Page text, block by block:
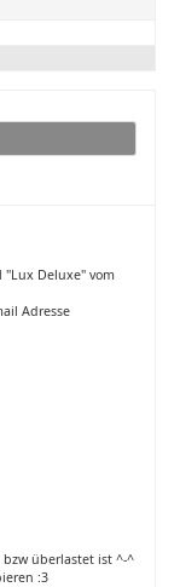
Deluxe" vom
Adresse
überlastet ist ^-^
:3